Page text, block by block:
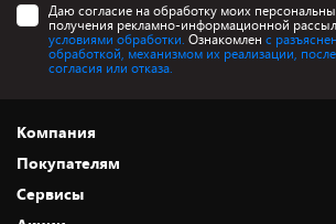
Даю согласие на обработку моих
получения рекламно-информационной
условиями обработки. Ознакомлен с
обработкой, механизмом их реализации,
согласия или отказа.
Компания
О нас
Адреса магазинов
Покупателям
Как сделать заказ
Сервисы